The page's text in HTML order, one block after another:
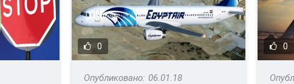
0
06.01.18
0